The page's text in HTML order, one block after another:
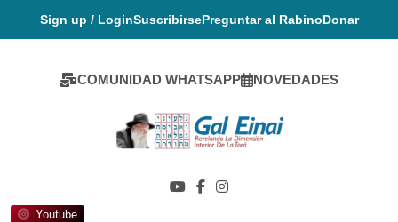
Sign up / LoginSuscribirsePreguntar al RabinoDonar
COMUNIDAD WHATSAPP NOVEDADES
Youtube
Gal Einai En